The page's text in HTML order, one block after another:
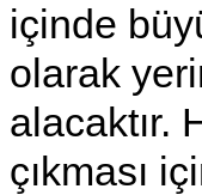
içinde
olarak
alacaktır.
çıkması